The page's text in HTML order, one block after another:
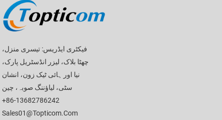
فیکٹری ایڈریس: تیسری منزل،
چھٹا بلاک، لیزر انڈسٹریل پارک،
نیا اور ہائی ٹیک زون، انشان
سٹی، لیاؤننگ صوبہ، چین
+86-13682786242
Sales01@topticom.com